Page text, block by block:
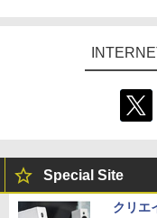
Special Site
クリエ